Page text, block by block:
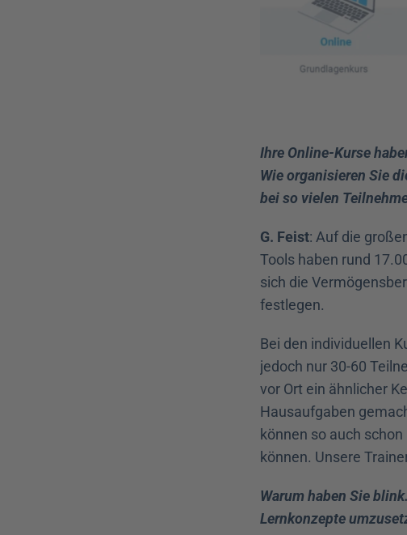
Ihre Online-Kurse
Wie organisieren Sie
bei so vielen
G. Feist: Auf die
Tools haben rund
sich die
festlegen.
Bei den individuellen
jedoch nur 30-60
vor Ort ein ähnlicher
Hausaufgaben
können so auch
können. Unsere
Warum haben Sie
Lernkonzepte